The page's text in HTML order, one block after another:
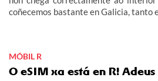
coñecemos bastante en Galicia, tanto
MÓBIL R
O eSIM xa está en R!